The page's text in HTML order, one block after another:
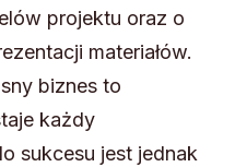
projektu oraz o
materiałów.
biznes to
każdy
sukcesu jest jednak